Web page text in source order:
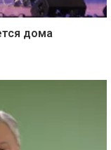
дома